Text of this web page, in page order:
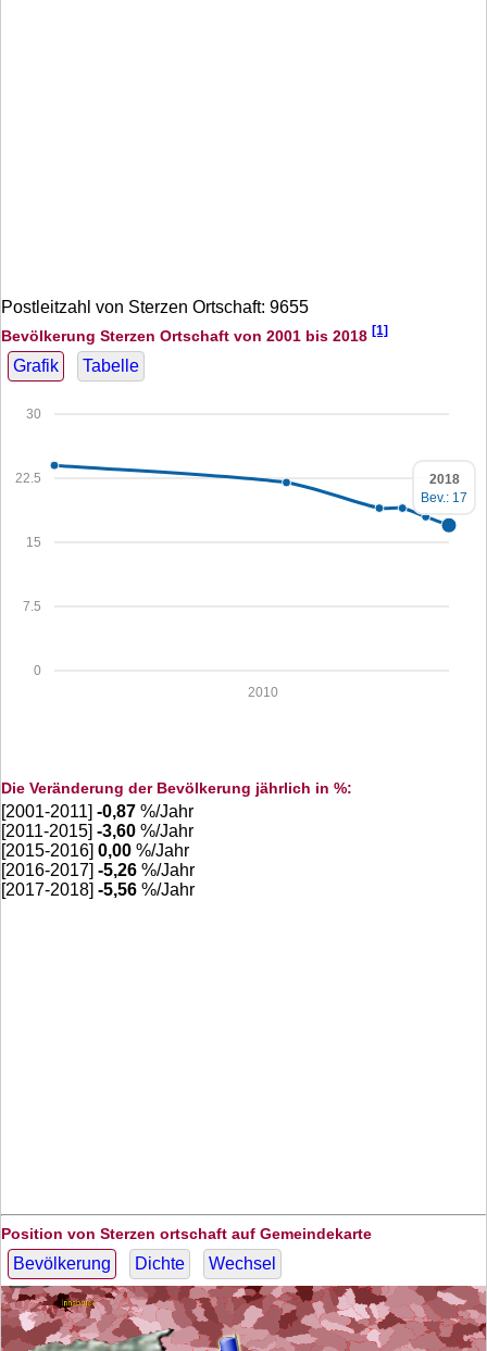
Postleitzahl von Sterzen Ortschaft: 9655
Bevölkerung Sterzen Ortschaft von 2001 bis 2018 [1]
Grafik Tabelle
0
7.5
15
22.5
30
2010
2018
Bev.: 17
Die Veränderung der Bevölkerung jährlich in %:
[2001-2011] -0,87 %/Jahr
[2011-2015] -3,60 %/Jahr
[2015-2016] 0,00 %/Jahr
[2016-2017] -5,26 %/Jahr
[2017-2018] -5,56 %/Jahr
Position von Sterzen ortschaft auf Gemeindekarte
Bevölkerung Dichte Wechsel